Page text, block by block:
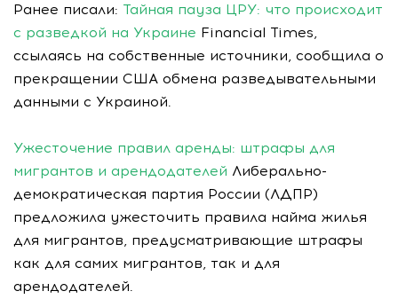
Ранее писали: Тайная пауза ЦРУ: что происходит
с разведкой на Украине Financial Times,
ссылаясь на собственные источники, сообщила о
прекращении США обмена разведывательными
данными с Украиной.
Ужесточение правил аренды: штрафы для
мигрантов и арендодателей Либерально-
демократическая партия России (ЛДПР)
предложила ужесточить правила найма жилья
для мигрантов, предусматривающие штрафы
как для самих мигрантов, так и для
арендодателей.